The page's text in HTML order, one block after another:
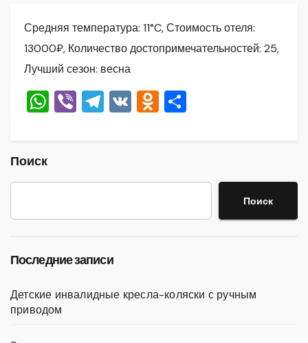
Средняя температура: 11°C, Стоимость отеля:
13000₽, Количество достопримечательностей: 25,
Лучший сезон: весна
W
A
p
Vi T
a
m
V O
kl
a
в
и
Поиск
Поиск
Последние записи
Детские инвалидные кресла-коляски с ручным
приводом